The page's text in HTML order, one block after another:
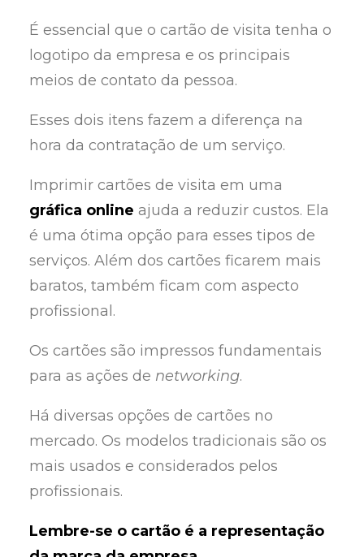
É essencial que o cartão de visita tenha o
logotipo da empresa e os principais
meios de contato da pessoa.
Esses dois itens fazem a diferença na
hora da contratação de um serviço.
Imprimir cartões de visita em uma
gráfica online ajuda a reduzir custos. Ela
é uma ótima opção para esses tipos de
serviços. Além dos cartões ficarem mais
baratos, também ficam com aspecto
profissional.
Os cartões são impressos fundamentais
para as ações de networking.
Há diversas opções de cartões no
mercado. Os modelos tradicionais são os
mais usados e considerados pelos
profissionais.
Lembre-se o cartão é a representação